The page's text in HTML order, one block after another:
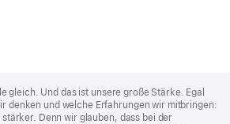
gleich. Und das ist unsere große Stärke. Egal
denken und welche Erfahrungen wir mitbringen:
Denn wir glauben, dass bei der